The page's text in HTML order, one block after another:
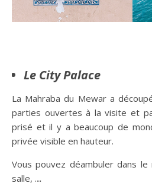
Le City Palace
La Mahraba du Mewar a
parties ouvertes à la visite et
prisé et il y a beaucoup de
privée visible en hauteur.
Vous pouvez déambuler dans
salle, ...